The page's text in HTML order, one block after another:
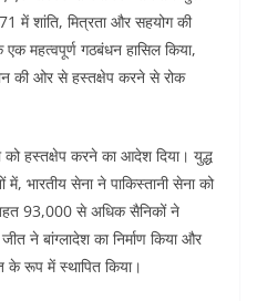
में शांति, मित्रता और सहयोग की
महत्वपूर्ण गठबंधन हासिल किया,
की ओर से हस्तक्षेप करने से रोक
को हस्तक्षेप करने का आदेश दिया। युद्ध
भारतीय सेना ने पाकिस्तानी सेना को
93,000 से अधिक सैनिकों ने
ने बांग्लादेश का निर्माण किया और
के रूप में स्थापित किया।